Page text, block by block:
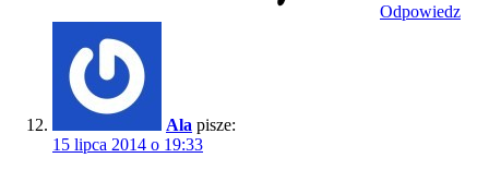
Odpowiedz
Ala pisze:
15 lipca 2014 o 19:33